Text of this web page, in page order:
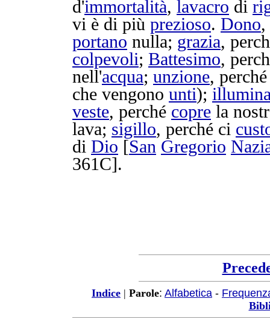
d'immortalità, lavacro di
vi è di più prezioso. Dono,
portano nulla; grazia,
colpevoli; Battesimo,
nell'acqua; unzione,
che vengono unti);
veste, perché copre la
lava; sigillo, perché ci
di Dio [San Gregorio
361C].
Indice | Parole: Alfabetica -